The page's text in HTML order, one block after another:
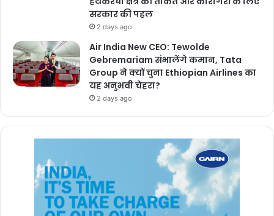
सरकार की पहल
2 days ago
Air India New CEO: Tewolde
Gebremariam संभालेंगे कमान, Tata
Group ने क्यों चुना Ethiopian Airlines का
यह अनुभवी चेहरा?
2 days ago